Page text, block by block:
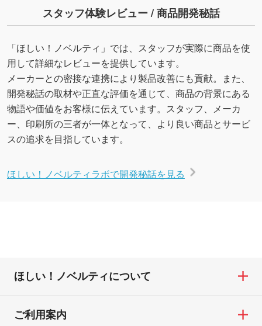
スタッフ体験レビュー / 商品開発秘話
「ほしい！ノベルティ」では、スタッフが実際に商品を使
用して詳細なレビューを提供しています。
メーカーとの密接な連携により製品改善にも貢献。また、
開発秘話の取材や正直な評価を通じて、商品の背景にある
物語や価値をお客様に伝えています。スタッフ、メーカ
ー、印刷所の三者が一体となって、より良い商品とサービ
スの追求を目指しています。
ほしい！ノベルティラボで開発秘話を見る
ほしい！ノベルティについて
ご利用案内